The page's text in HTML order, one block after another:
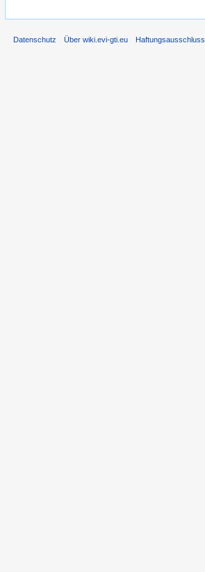
Datenschutz Über wiki.evi-gti.eu Haftungsausschluss